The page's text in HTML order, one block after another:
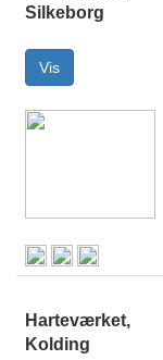
Silkeborg
Harteværket,
Kolding